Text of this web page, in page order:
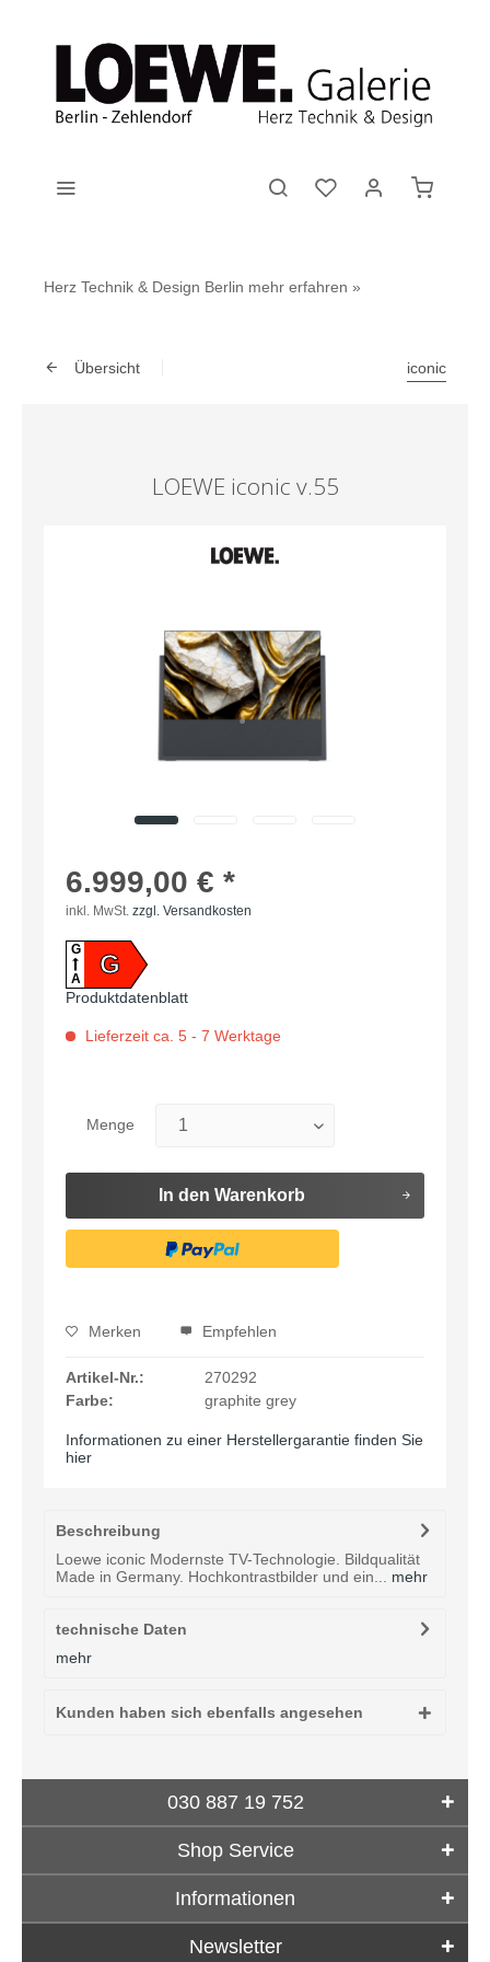
Herz Technik & Design Berlin mehr erfahren »
Übersicht iconic
LOEWE iconic v.55
6.999,00 € *
inkl. MwSt. zzgl. Versandkosten
G
G
A
Produktdatenblatt
Lieferzeit ca. 5 - 7 Werktage
Menge
In den Warenkorb
Merken Empfehlen
Artikel-Nr.:
270292
Farbe:
graphite grey
Informationen zu einer Herstellergarantie finden Sie
hier
Beschreibung
Loewe iconic Modernste TV-Technologie. Bildqualität
Made in Germany. Hochkontrastbilder und ein...
mehr
technische Daten
mehr
Kunden haben sich ebenfalls angesehen
030 887 19 752
Shop Service
Informationen
Newsletter